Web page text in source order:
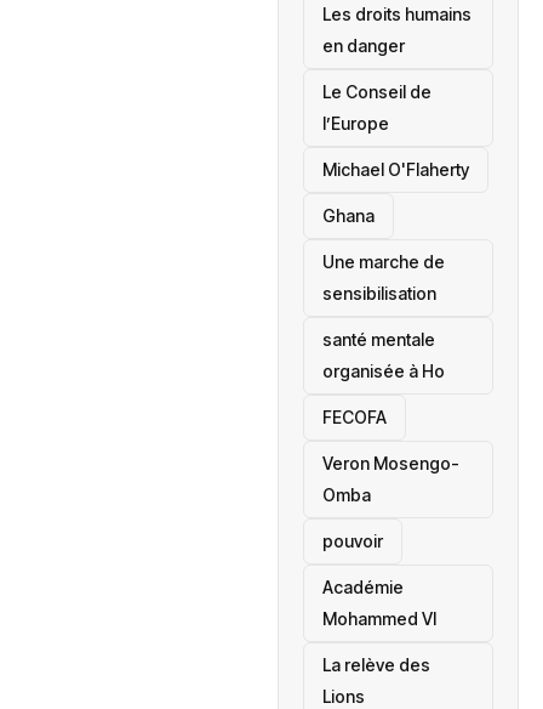
Les droits humains
en danger
‎Le Conseil de
l’Europe
Michael O'Flaherty
‎Ghana
Une marche de
sensibilisation
santé mentale
organisée à Ho
‎FECOFA
Veron Mosengo-
Omba
pouvoir
Académie
Mohammed VI
La relève des
Lions